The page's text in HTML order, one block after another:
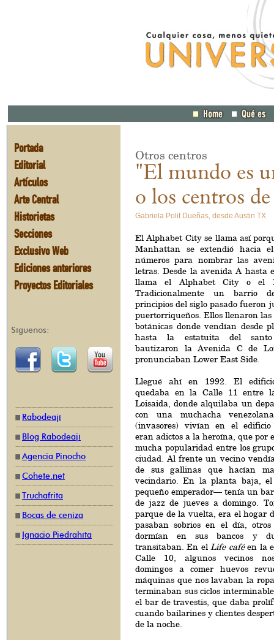
Portada
Editorial
Artículos
Arte Central
Historietas
Secciones
Exclusivo Web
Ediciones anteriores
Proyectos Editoriales
Síguenos:
Rabodeají
Blog Rabodeají
Agencia Pinocho
Cohete.net
Truchafrita
Bocas de ceniza
Ignacio Piedrahíta
Otros centros
"El mundo es
o los centros
Gabriela Polit Dueñas, desde Austin TX
El Alphabet City se llama así
Manhattan se extendió hacia
números para nombrar las
letras. Desde la avenida A hasta
llama el Alphabet City o el
Tradicionalmente un barrio
principios del siglo pasado fueron
puertorriqueños. Ellos llenaron las
botánicas donde vendían desde
hasta la estatuita del santo
bautizaron la Avenida C de
pronunciaban Lower East Side.
Llegué ahí en 1992. El
quedaba en la Calle 11 entre
Loisaida, donde alquilaba un
con una muchacha
(invasores) vivían en el edificio
eran adictos a la heroína, que por
mucha popularidad entre los
ciudad. Al frente un vecino
de sus gallinas que hacían
vecindario. En la planta baja,
pequeño emperador— tenía un
de jazz de jueves a domingo.
parque de la vuelta, era el hogar
pasaban sobrios en el día,
dormían en sus bancos y
transitaban. En elLife caféen la
Calle 10, algunos vecinos
domingos a comer huevos
máquinas que nos lavaban la
terminaban sus ciclos
el bar de travestis, que daba
cuando bailarines y clientes
de la noche.